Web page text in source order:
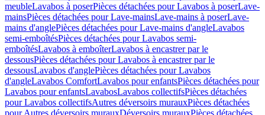
meubleLavabos à poserPièces détachées pour Lavabos à poserLave-
mainsPièces détachées pour Lave-mainsLave-mains à poserLave-
mains d'anglePièces détachées pour Lave-mains d'angleLavabos
semi-emboîtésPièces détachées pour Lavabos semi-
emboîtésLavabos à emboîterLavabos à encastrer par le
dessousPièces détachées pour Lavabos à encastrer par le
dessousLavabos d'anglePièces détachées pour Lavabos
d'angleLavabos ComfortLavabos pour enfantsPièces détachées pour
Lavabos pour enfantsLavabosLavabos collectifsPièces détachées
pour Lavabos collectifsAutres déversoirs murauxPièces détachées
pour Autres déversoirs murauxDéversoirs murauxPièces détachées